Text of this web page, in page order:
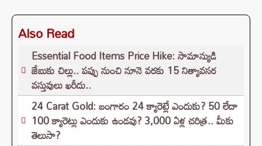
Also Read
Essential Food Items Price Hike: సామాన్యుడి
జేబుకు చిల్లు.. పప్పు నుంచి నూనె వరకు 15 నిత్యావసర
వస్తువులు ఖరీదు..
24 Carat Gold: బంగారం 24 క్యారెట్లే ఎందుకు? 50 లేదా
100 క్యారెట్లు ఎందుకు ఉండవు? 3,000 ఏళ్ల చరిత్ర.. మీకు
తెలుసా?